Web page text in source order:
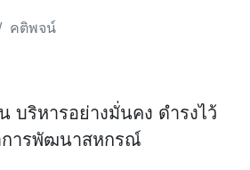
คติพจน์
บริหารอย่างมั่นคง ดำรงไว้
ารพัฒนาสหกรณ์